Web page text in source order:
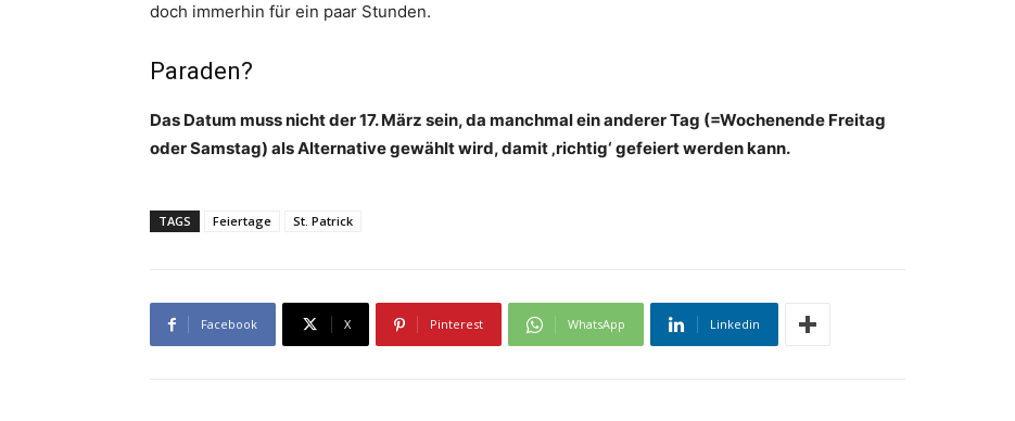
doch immerhin für ein paar Stunden.
Paraden?
Das Datum muss nicht der 17. März sein, da manchmal ein anderer Tag (=Wochenende Freitag
oder Samstag) als Alternative gewählt wird, damit ‚richtig‘ gefeiert werden kann.
TAGS Feiertage St. Patrick
Facebook X Pinterest WhatsApp Linkedin